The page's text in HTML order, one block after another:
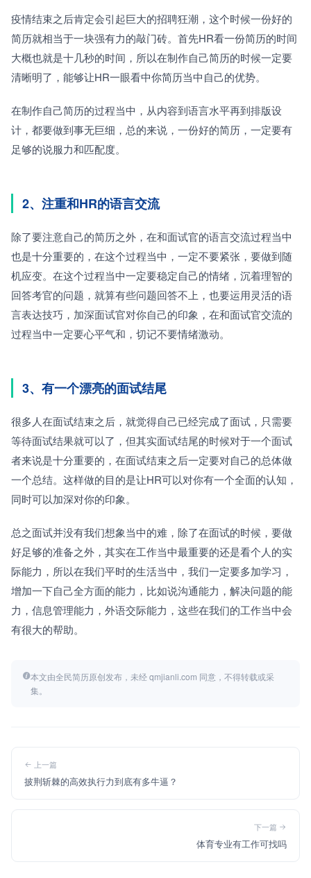
疫情结束之后肯定会引起巨大的招聘狂潮，这个时候一份好的
简历就相当于一块强有力的敲门砖。首先HR看一份简历的时间
大概也就是十几秒的时间，所以在制作自己简历的时候一定要
清晰明了，能够让HR一眼看中你简历当中自己的优势。
在制作自己简历的过程当中，从内容到语言水平再到排版设
计，都要做到事无巨细，总的来说，一份好的简历，一定要有
足够的说服力和匹配度。
2、注重和HR的语言交流
除了要注意自己的简历之外，在和面试官的语言交流过程当中
也是十分重要的，在这个过程当中，一定不要紧张，要做到随
机应变。在这个过程当中一定要稳定自己的情绪，沉着理智的
回答考官的问题，就算有些问题回答不上，也要运用灵活的语
言表达技巧，加深面试官对你自己的印象，在和面试官交流的
过程当中一定要心平气和，切记不要情绪激动。
3、有一个漂亮的面试结尾
很多人在面试结束之后，就觉得自己已经完成了面试，只需要
等待面试结果就可以了，但其实面试结尾的时候对于一个面试
者来说是十分重要的，在面试结束之后一定要对自己的总体做
一个总结。这样做的目的是让HR可以对你有一个全面的认知，
同时可以加深对你的印象。
总之面试并没有我们想象当中的难，除了在面试的时候，要做
好足够的准备之外，其实在工作当中最重要的还是看个人的实
际能力，所以在我们平时的生活当中，我们一定要多加学习，
增加一下自己全方面的能力，比如说沟通能力，解决问题的能
力，信息管理能力，外语交际能力，这些在我们的工作当中会
有很大的帮助。
本文由全民简历原创发布，未经 qmjianli.com 同意，不得转载或采
集。
上一篇
披荆斩棘的高效执行力到底有多牛逼？
下一篇
体育专业有工作可找吗